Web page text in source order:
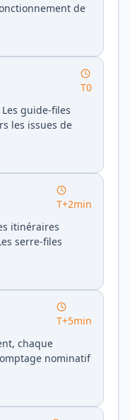
de
T0
guide-files
les issues de
T+2min
itinéraires
serre-files
T+5min
chaque
nominatif